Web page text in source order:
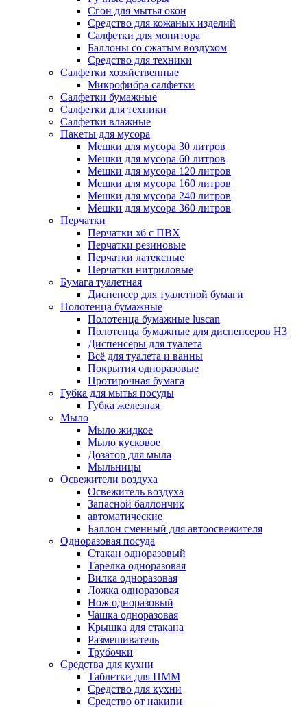
Сгон для мытья окон
Средство для кожаных изделий
Салфетки для монитора
Баллоны со сжатым воздухом
Средство для техники
Салфетки хозяйственные
Микрофибра салфетки
Салфетки бумажные
Салфетки для техники
Салфетки влажные
Пакеты для мусора
Мешки для мусора 30 литров
Мешки для мусора 60 литров
Мешки для мусора 120 литров
Мешки для мусора 160 литров
Мешки для мусора 240 литров
Мешки для мусора 360 литров
Перчатки
Перчатки хб с ПВХ
Перчатки резиновые
Перчатки латексные
Перчатки нитриловые
Бумага туалетная
Диспенсер для туалетной бумаги
Полотенца бумажные
Полотенца бумажные luscan
Полотенца бумажные для диспенсеров H3
Диспенсеры для туалета
Всё для туалета и ванны
Покрытия одноразовые
Протирочная бумага
Губка для мытья посуды
Губка железная
Мыло
Мыло жидкое
Мыло кусковое
Дозатор для мыла
Мыльницы
Освежители воздуха
Освежитель воздуха
Запасной баллончик
автоматические
Баллон сменный для автоосвежителя
Одноразовая посуда
Стакан одноразовый
Тарелка одноразовая
Вилка одноразовая
Ложка одноразовая
Нож одноразовый
Чашка одноразовая
Крышка для стакана
Размешиватель
Трубочки
Средства для кухни
Таблетки для ПММ
Средство для кухни
Средство от накипи